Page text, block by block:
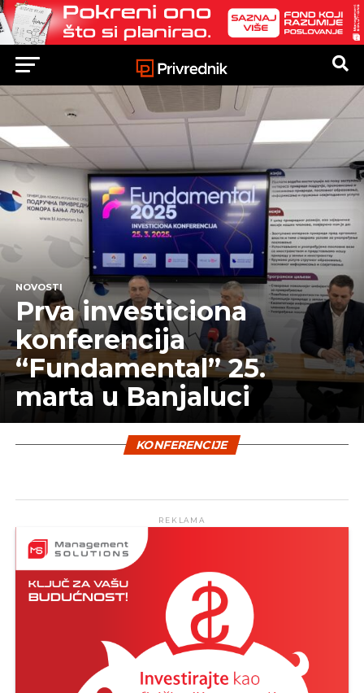
NOVOSTI
Prva investiciona
konferencija
“Fundamental” 25.
marta u Banjaluci
KONFERENCIJE
REKLAMA